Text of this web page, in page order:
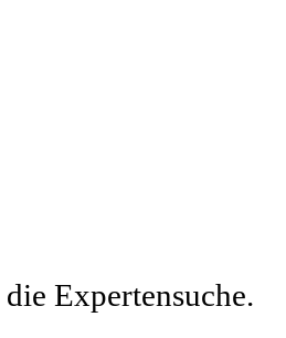
Expertensuche.